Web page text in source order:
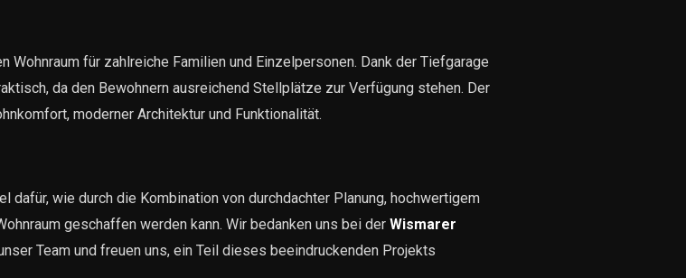
für zahlreiche Familien und Einzelpersonen. Dank der Tiefgarage
da den Bewohnern ausreichend Stellplätze zur Verfügung stehen. Der
moderner Architektur und Funktionalität.
wie durch die Kombination von durchdachter Planung, hochwertigem
geschaffen werden kann. Wir bedanken uns bei der Wismarer
Team und freuen uns, ein Teil dieses beeindruckenden Projekts